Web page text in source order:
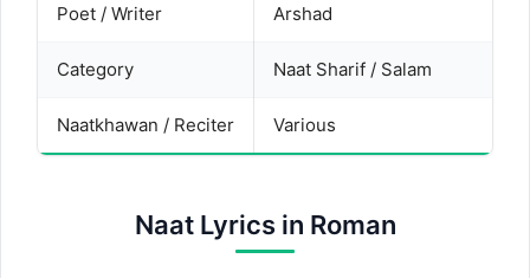
Poet / Writer Arshad
Category Naat Sharif / Salam
Naatkhawan / Reciter Various
Naat Lyrics in Roman